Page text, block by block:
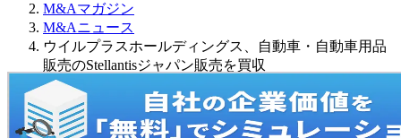
M&Aマガジン
M&Aニュース
ウイルプラスホールディングス、自動車・自動車用品
販売のStellantisジャパン販売を買収